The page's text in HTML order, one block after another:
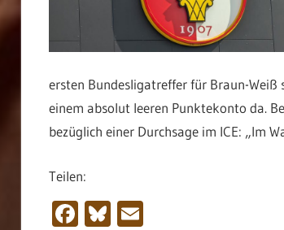
ersten Bundesligatreffer für Braun-Weiß
einem absolut leeren Punktekonto da.
bezüglich einer Durchsage im ICE: „Im
Teilen:
Facebook
Bluesky
Email